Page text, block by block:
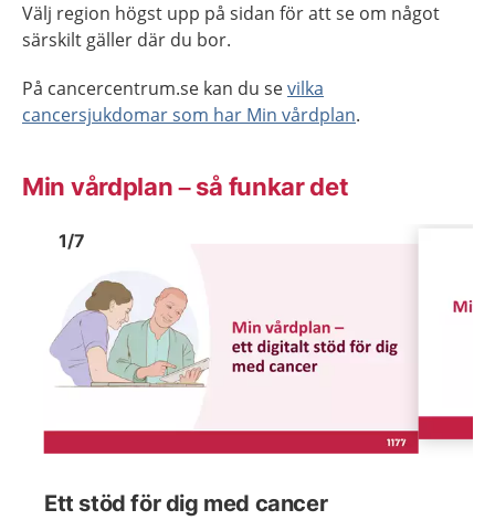
Välj region högst upp på sidan för att se om något
särskilt gäller där du bor.
På cancercentrum.se kan du sevilka
cancersjukdomar som har Min vårdplan.
Min vårdplan – så funkar det
Bild1
1/7
Ett stöd för dig med cancer
Visa föregående bild